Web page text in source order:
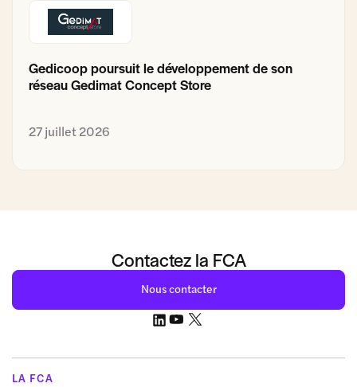
Gedicoop poursuit le développement de son
réseau Gedimat Concept Store
27 juillet 2026
Contactez la FCA
Nous contacter
LA FCA